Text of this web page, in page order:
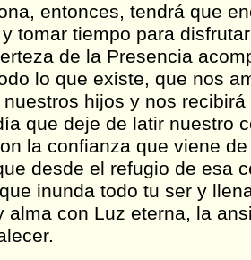
entonces, tendrá que
tomar tiempo para
de la Presencia
lo que existe, que nos
hijos y nos
que deje de latir nuestro
la confianza que viene
desde el refugio de esa
inunda todo tu ser y
alma con Luz eterna, la